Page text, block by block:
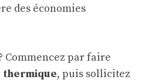
des économies
Commencez par faire
thermique, puis sollicitez